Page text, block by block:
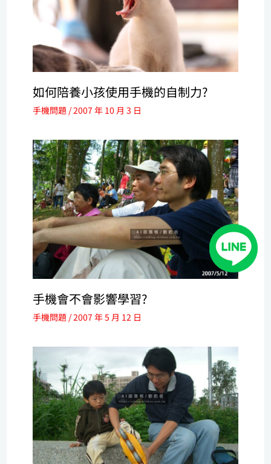
如何陪養小孩使用手機的自制力?
手機問題/2007 年 10 月 3 日
手機會不會影響學習?
手機問題/2007 年 5 月 12 日